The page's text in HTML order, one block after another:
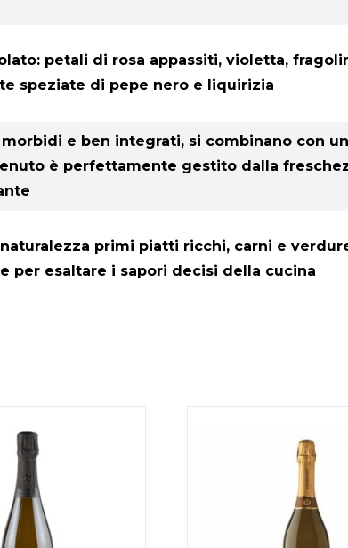
petali di rosa appassiti, violetta,
speziate di pepe nero e liquirizia
e ben integrati, si combinano con
è perfettamente gestito dalla
primi piatti ricchi, carni e
per esaltare i sapori decisi della cucina